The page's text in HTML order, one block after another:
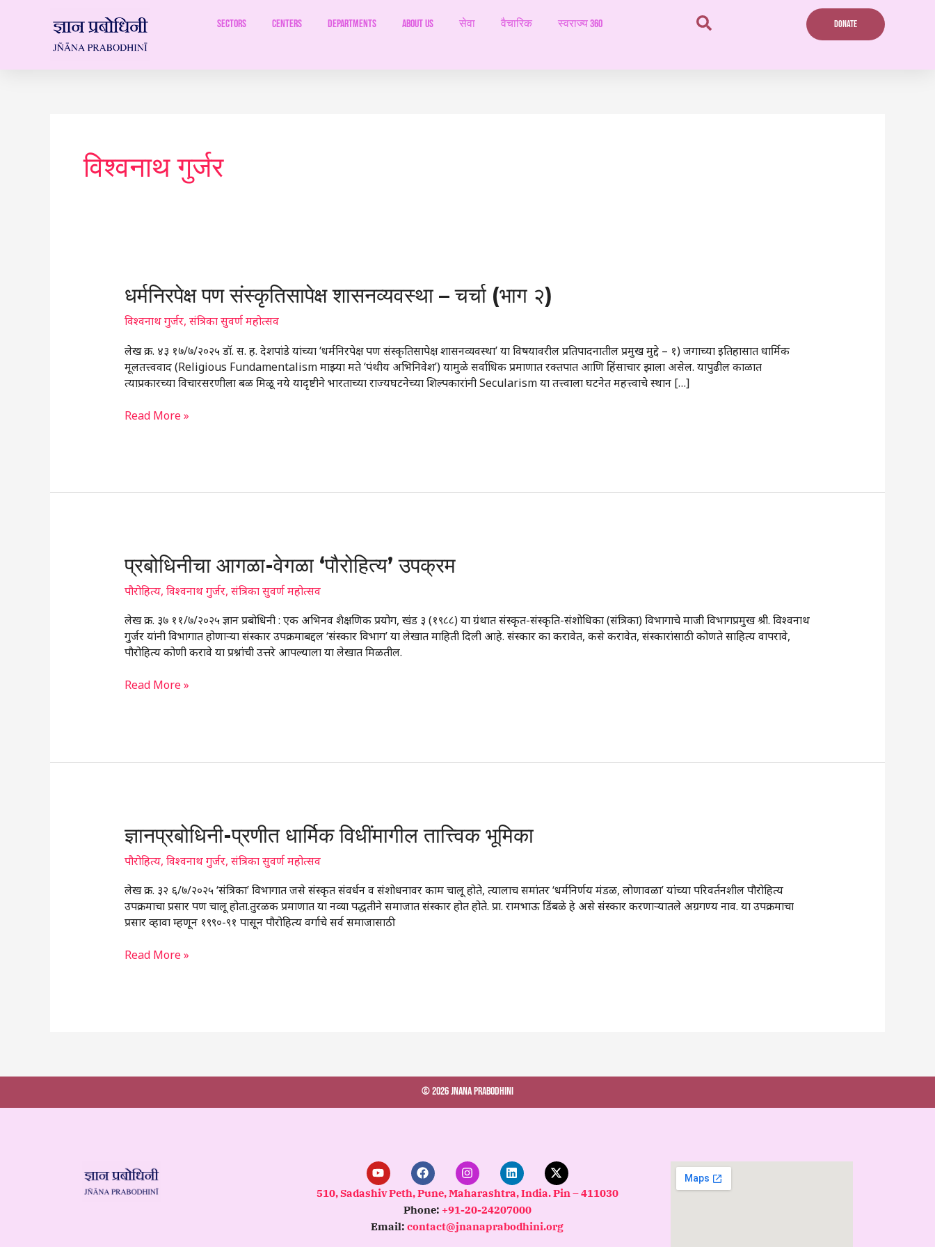
Sectors Centers Departments ABOUT US सेवा वैचारिक स्वराज्य 360 DONATE
विश्वनाथ गुर्जर
धर्मनिरपेक्ष पण संस्कृतिसापेक्ष शासनव्यवस्था – चर्चा (भाग २)
विश्वनाथ गुर्जर, संत्रिका सुवर्ण महोत्सव
लेख क्र. ४३ १७/७/२०२५ डॉ. स. ह. देशपांडे यांच्या ‘धर्मनिरपेक्ष पण संस्कृतिसापेक्ष शासनव्यवस्था’ या विषयावरील प्रतिपादनातील प्रमुख मुद्दे – १) जगाच्या इतिहासात धार्मिक
मूलतत्त्ववाद (Religious Fundamentalism माझ्या मते ‘पंथीय अभिनिवेश’) यामुळे सर्वाधिक प्रमाणात रक्तपात आणि हिंसाचार झाला असेल. यापुढील काळात
त्याप्रकारच्या विचारसरणीला बळ मिळू नये यादृष्टीने भारताच्या राज्यघटनेच्या शिल्पकारांनी Secularism या तत्त्वाला घटनेत महत्त्वाचे स्थान […]
धर्मनिरपेक्ष
पण
संस्कृतिसापेक्ष
–
चर्चा
(भाग
Read More »
प्रबोधिनीचा आगळा-वेगळा ‘पौरोहित्य’ उपक्रम
पौरोहित्य, विश्वनाथ गुर्जर, संत्रिका सुवर्ण महोत्सव
लेख क्र. ३७ ११/७/२०२५ ज्ञान प्रबोधिनी : एक अभिनव शैक्षणिक प्रयोग, खंड ३ (१९८८) या ग्रंथात संस्कृत-संस्कृति-संशोधिका (संत्रिका) विभागाचे माजी विभागप्रमुख श्री. विश्वनाथ
गुर्जर यांनी विभागात होणार्‍या संस्कार उपक्रमाबद्दल ‘संस्कार विभाग’ या लेखात माहिती दिली आहे. संस्कार का करावेत, कसे करावेत, संस्कारांसाठी कोणते साहित्य वापरावे,
पौरोहित्य कोणी करावे या प्रश्नांची उत्तरे आपल्याला या लेखात मिळतील.
प्रबोधिनीचा
आगळा-
वेगळा
उपक्रम
Read More »
ज्ञानप्रबोधिनी-प्रणीत धार्मिक विधींमागील तात्त्विक भूमिका
पौरोहित्य, विश्वनाथ गुर्जर, संत्रिका सुवर्ण महोत्सव
लेख क्र. ३२ ६/७/२०२५ ‘संत्रिका’ विभागात जसे संस्कृत संवर्धन व संशोधनावर काम चालू होते, त्यालाच समांतर ‘धर्मनिर्णय मंडळ, लोणावळा’ यांच्या परिवर्तनशील पौरोहित्य
उपक्रमाचा प्रसार पण चालू होता.तुरळक प्रमाणात या नव्या पद्धतीने समाजात संस्कार होत होते. प्रा. रामभाऊ डिंबळे हे असे संस्कार करणार्‍यातले अग्रगण्य नाव. या उपक्रमाचा
प्रसार व्हावा म्हणून १९९०-९१ पासून पौरोहित्य वर्गाचे सर्व समाजासाठी
ज्ञानप्रबोधिनी-
प्रणीत
धार्मिक
तात्त्विक
भूमिका
Read More »
© 2026 Jnana Prabodhini
Y
o
u
t
b
F
a
c
e
b
o
I
n
s
t
a
g
L
i
n
k
e
d
X
-
t
w
t
t
510, Sadashiv Peth, Pune, Maharashtra, India. Pin – 411030
Phone: +91-20-24207000
Email:contact@jnanaprabodhini.org